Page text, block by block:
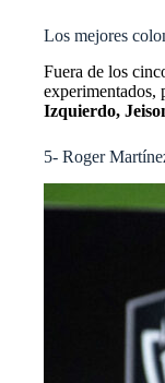
Los mejores
Fuera de los
experimentados,
Izquierdo,
5- Roger